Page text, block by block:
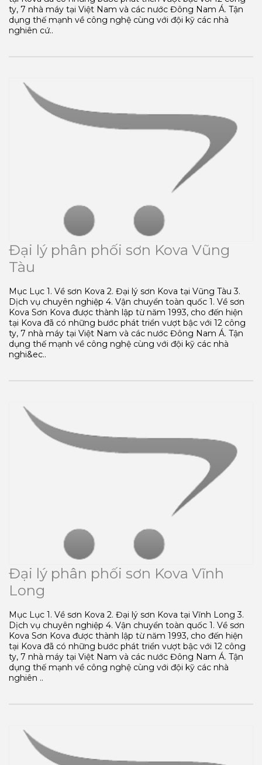
ty, 7 nhà máy tại Việt Nam và các nước Đông Nam Á. Tận
dụng thế mạnh về công nghệ cùng với đội kỹ các nhà
nghiên cứ..
Đại lý phân phối sơn Kova Vũng
Tàu
Mục Lục 1. Về sơn Kova 2. Đại lý sơn Kova tại Vũng Tàu 3.
Dịch vụ chuyên nghiệp 4. Vận chuyển toàn quốc 1. Về sơn
Kova Sơn Kova được thành lập từ năm 1993, cho đến hiện
tại Kova đã có những bước phát triển vượt bậc với 12 công
ty, 7 nhà máy tại Việt Nam và các nước Đông Nam Á. Tận
dụng thế mạnh về công nghệ cùng với đội kỹ các nhà
nghi&ec..
Đại lý phân phối sơn Kova Vĩnh
Long
Mục Lục 1. Về sơn Kova 2. Đại lý sơn Kova tại Vĩnh Long 3.
Dịch vụ chuyên nghiệp 4. Vận chuyển toàn quốc 1. Về sơn
Kova Sơn Kova được thành lập từ năm 1993, cho đến hiện
tại Kova đã có những bước phát triển vượt bậc với 12 công
ty, 7 nhà máy tại Việt Nam và các nước Đông Nam Á. Tận
dụng thế mạnh về công nghệ cùng với đội kỹ các nhà
nghiên ..